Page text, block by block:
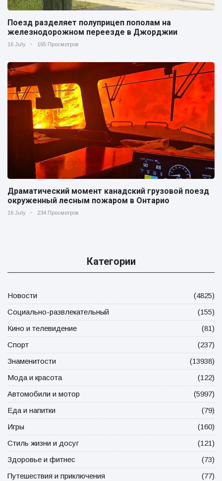
Поезд разделяет полуприцеп пополам на
железнодорожном переезде в Джорджии
16 July 165 Просмотров
Драматический момент канадский грузовой поезд
окруженный лесным пожаром в Онтарио
16 July 234 Просмотров
Категории
Новости
(4825)
Социально-развлекательный
(155)
Кино и телевидение
(81)
Спорт
(237)
Знаменитости
(13938)
Мода и красота
(122)
Автомобили и мотор
(5997)
Еда и напитки
(79)
Игры
(160)
Стиль жизни и досуг
(121)
Здоровье и фитнес
(73)
Путешествия и приключения
(77)